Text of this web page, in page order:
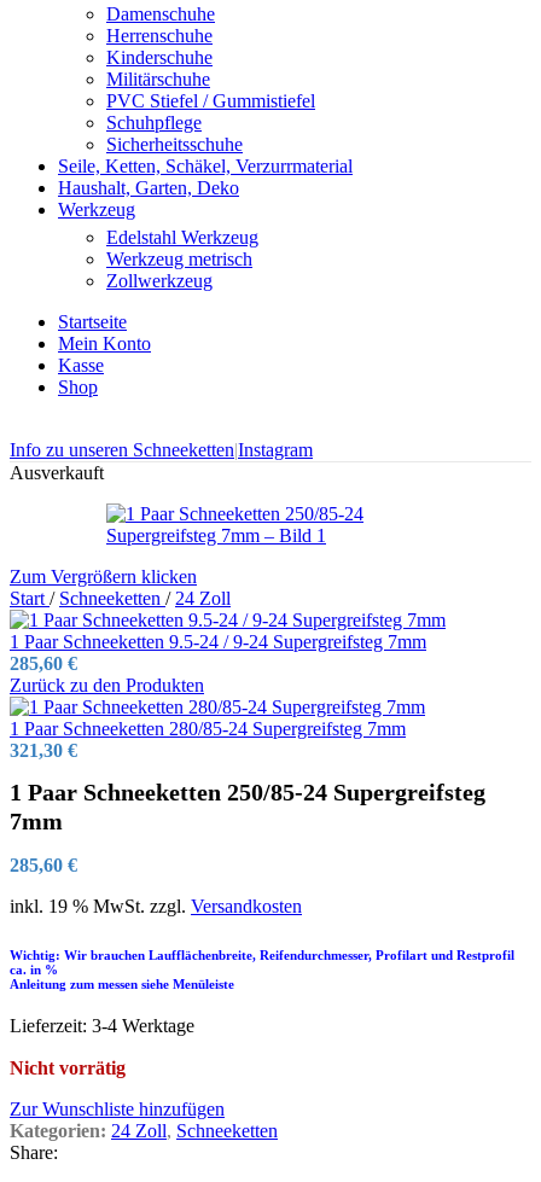
Damenschuhe
Herrenschuhe
Kinderschuhe
Militärschuhe
PVC Stiefel / Gummistiefel
Schuhpflege
Sicherheitsschuhe
Seile, Ketten, Schäkel, Verzurrmaterial
Haushalt, Garten, Deko
Werkzeug
Edelstahl Werkzeug
Werkzeug metrisch
Zollwerkzeug
Startseite
Mein Konto
Kasse
Shop
Info zu unseren Schneeketten|Instagram
Ausverkauft
Zum Vergrößern klicken
Start / Schneeketten / 24 Zoll
1 Paar Schneeketten 9.5-24 / 9-24 Supergreifsteg 7mm
285,60 €
Zurück zu den Produkten
1 Paar Schneeketten 280/85-24 Supergreifsteg 7mm
321,30 €
1 Paar Schneeketten 250/85-24 Supergreifsteg
7mm
285,60 €
inkl. 19 % MwSt. zzgl. Versandkosten
Wichtig: Wir brauchen Laufflächenbreite, Reifendurchmesser, Profilart und Restprofil
ca. in %
Anleitung zum messen siehe Menüleiste
Lieferzeit: 3-4 Werktage
Nicht vorrätig
Zur Wunschliste hinzufügen
Kategorien: 24 Zoll, Schneeketten
Share: